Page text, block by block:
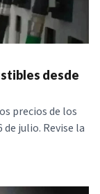
desde
precios de los
julio. Revise la